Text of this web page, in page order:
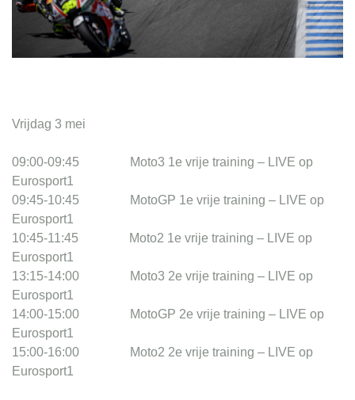
Vrijdag 3 mei
09:00-09:45 Moto3 1e vrije training – LIVE op
Eurosport1
09:45-10:45 MotoGP 1e vrije training – LIVE op
Eurosport1
10:45-11:45 Moto2 1e vrije training – LIVE op
Eurosport1
13:15-14:00 Moto3 2e vrije training – LIVE op
Eurosport1
14:00-15:00 MotoGP 2e vrije training – LIVE op
Eurosport1
15:00-16:00 Moto2 2e vrije training – LIVE op
Eurosport1